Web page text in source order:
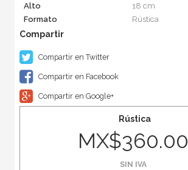
Alto
18 cm
Formato
Rústica
Compartir en Twitter
Compartir en Facebook
Compartir en Google+
Rústica
MX$360.00
SIN IVA